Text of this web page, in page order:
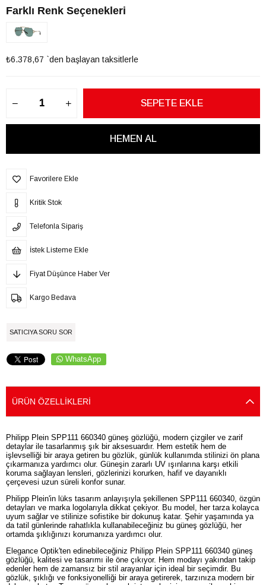
Farklı Renk Seçenekleri
₺6.378,67 `den başlayan taksitlerle
Favorilere Ekle
Kritik Stok
Telefonla Sipariş
İstek Listeme Ekle
Fiyat Düşünce Haber Ver
Kargo Bedava
SATICIYA SORU SOR
WhatsApp
ÜRÜN ÖZELLIKLERI
Philipp Plein SPP111 660340 güneş gözlüğü, modern çizgiler ve zarif
detaylar ile tasarlanmış şık bir aksesuardır. Hem estetik hem de
işlevselliği bir araya getiren bu gözlük, günlük kullanımda stilinizi ön plana
çıkarmanıza yardımcı olur. Güneşin zararlı UV ışınlarına karşı etkili
koruma sağlayan lensleri, gözlerinizi korurken, hafif ve dayanıklı
çerçevesi uzun süreli konfor sunar.
Philipp Plein'in lüks tasarım anlayışıyla şekillenen SPP111 660340, özgün
detayları ve marka logolarıyla dikkat çekiyor. Bu model, her tarza kolayca
uyum sağlar ve stilinize sofistike bir dokunuş katar. Şehir yaşamında ya
da tatil günlerinde rahatlıkla kullanabileceğiniz bu güneş gözlüğü, her
ortamda şıklığınızı korumanıza yardımcı olur.
Elegance Optik'ten edinebileceğiniz Philipp Plein SPP111 660340 güneş
gözlüğü, kalitesi ve tasarımı ile öne çıkıyor. Hem modayı yakından takip
edenler hem de zamansız bir stil arayanlar için ideal bir seçimdir. Bu
gözlük, şıklığı ve fonksiyonelliği bir araya getirerek, tarzınıza modern bir